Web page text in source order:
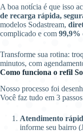
A boa notícia é que isso
de recarga rápida,
modelos Sodastream,
complicado e com 99,9%
Transforme sua rotina:
minutos, com
Como funciona o refil
Nosso processo foi
Você faz tudo em 3
Atendimento
informe seu bairro